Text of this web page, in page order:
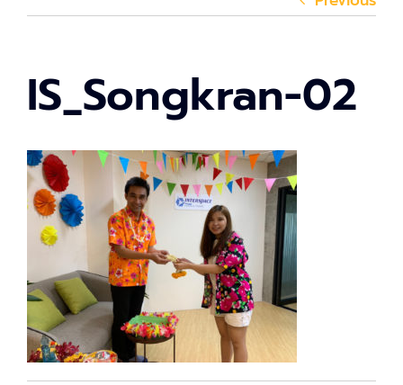
IS_Songkran-02